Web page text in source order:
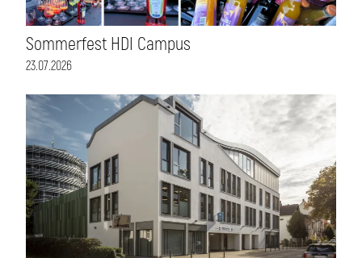
Sommerfest HDI Campus
23.07.2026